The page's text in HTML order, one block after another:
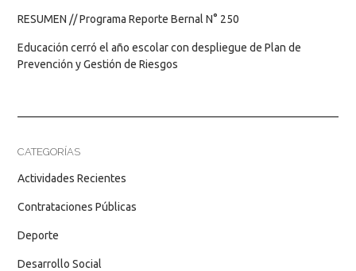
RESUMEN // Programa Reporte Bernal N° 250
Educación cerró el año escolar con despliegue de Plan de
Prevención y Gestión de Riesgos
CATEGORÍAS
Actividades Recientes
Contrataciones Públicas
Deporte
Desarrollo Social